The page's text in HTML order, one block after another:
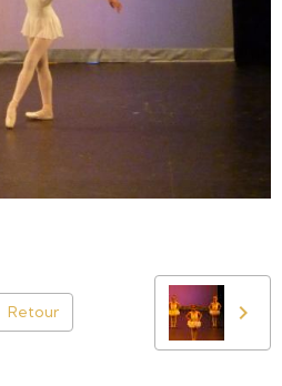
Retour